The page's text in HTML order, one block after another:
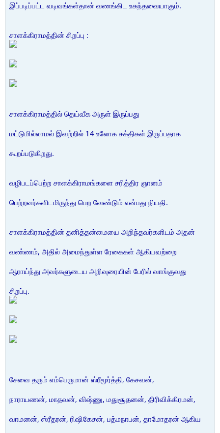
இப்படிப்பட்ட வடிவங்கள்தான் வணங்கிட உகந்தவையாகும்.
சாளக்கிராமத்தின் சிறப்பு :
சாளக்கிராமத்தில் தெய்வீக அருள் இருப்பது
மட்டுமில்லாமல் இவற்றில் 14 உலோக சக்திகள் இருப்பதாக
கூறப்படுகிறது.
வழிபடப்பெற்ற சாளக்கிராமங்களை சரித்திர ஞானம்
பெற்றவர்களிடமிருந்து பெற வேண்டும் என்பது நியதி.
சாளக்கிராமத்தின் தனித்தன்மையை அறிந்தவர்களிடம் அதன்
வண்ணம், அதில் அமைந்துள்ள ரேகைகள் ஆகியவற்றை
ஆராய்ந்து அவர்களுடைய அறிவுரையின் பேரில் வாங்குவது
சிறப்பு.
சேவை தரும் எம்பெருமான் ஸ்ரீமூர்த்தி, கேசவன்,
நாராயணன், மாதவன், விஷ்ணு, மதுசூதனன், திரிவிக்கிரமன்,
வாமனன், ஸ்ரீதரன், ரிஷிகேசன், பத்மநாபன், தாமோதரன் ஆகிய